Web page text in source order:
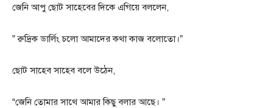
জেনি আপু ছোট সাহেবের দিকে এগিয়ে বললেন,
” রুদ্রিক ডার্লিং চলো আমাদের কথা কাজ বলোতো।”
ছোট সাহেব সাহেব বলে উঠেন,
“জেনি তোমার সাথে আমার কিছু বলার আছে। ”